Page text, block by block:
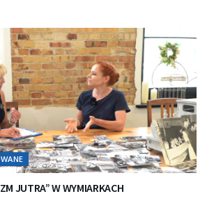
JUTRA” W WYMIARKACH